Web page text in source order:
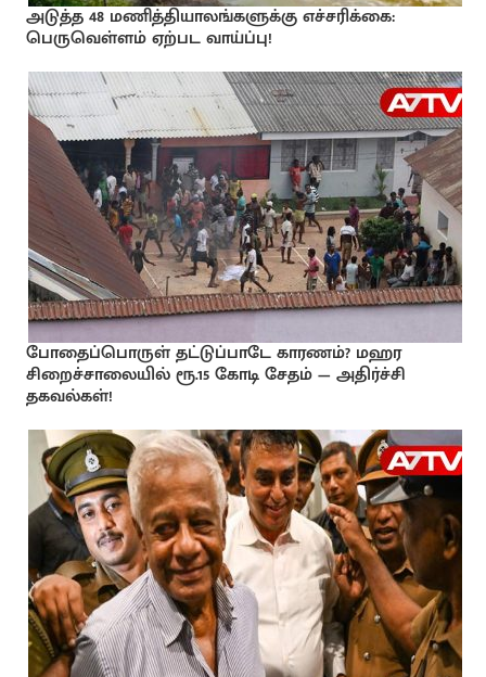
அடுத்த 48 மணித்தியாலங்களுக்கு எச்சரிக்கை:
பெருவெள்ளம் ஏற்பட வாய்ப்பு!
போதைப்பொருள் தட்டுப்பாடே காரணம்? மஹர
சிறைச்சாலையில் ரூ.15 கோடி சேதம் — அதிர்ச்சி
தகவல்கள்!